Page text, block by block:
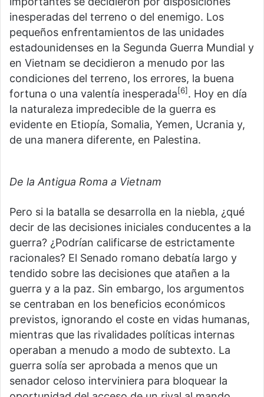
inesperadas del terreno o del enemigo. Los
pequeños enfrentamientos de las unidades
estadounidenses en la Segunda Guerra Mundial y
en Vietnam se decidieron a menudo por las
condiciones del terreno, los errores, la buena
fortuna o una valentía inesperada[6]. Hoy en día
la naturaleza impredecible de la guerra es
evidente en Etiopía, Somalia, Yemen, Ucrania y,
de una manera diferente, en Palestina.
De la Antigua Roma a Vietnam
Pero si la batalla se desarrolla en la niebla, ¿qué
decir de las decisiones iniciales conducentes a la
guerra? ¿Podrían calificarse de estrictamente
racionales? El Senado romano debatía largo y
tendido sobre las decisiones que atañen a la
guerra y a la paz. Sin embargo, los argumentos
se centraban en los beneficios económicos
previstos, ignorando el coste en vidas humanas,
mientras que las rivalidades políticas internas
operaban a menudo a modo de subtexto. La
guerra solía ser aprobada a menos que un
senador celoso interviniera para bloquear la